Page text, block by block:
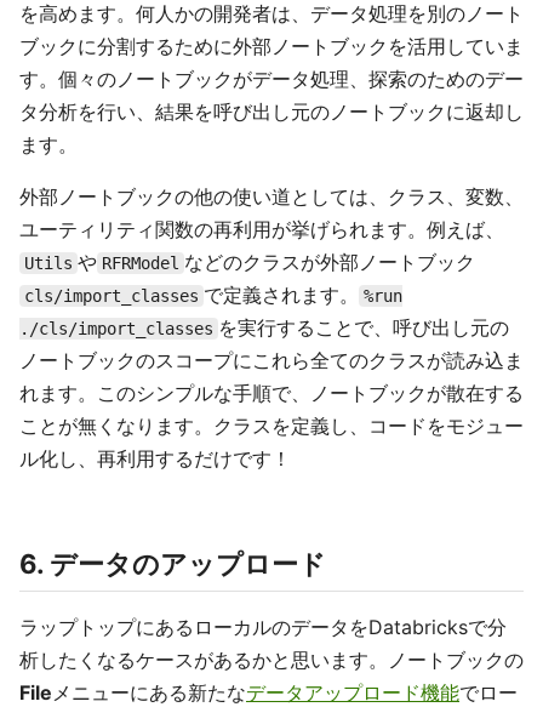
を高めます。何人かの開発者は、データ処理を別のノート
ブックに分割するために外部ノートブックを活用していま
す。個々のノートブックがデータ処理、探索のためのデー
タ分析を行い、結果を呼び出し元のノートブックに返却し
ます。
外部ノートブックの他の使い道としては、クラス、変数、
ユーティリティ関数の再利用が挙げられます。例えば、
Utils や RFRModel などのクラスが外部ノートブック
cls/import_classes で定義されます。
%run
./cls/import_classes を実行することで、呼び出し元の
ノートブックのスコープにこれら全てのクラスが読み込ま
れます。このシンプルな手順で、ノートブックが散在する
ことが無くなります。クラスを定義し、コードをモジュー
ル化し、再利用するだけです！
6. データのアップロード
ラップトップにあるローカルのデータをDatabricksで分
析したくなるケースがあるかと思います。ノートブックの
Fileメニューにある新たなデータアップロード機能でロー